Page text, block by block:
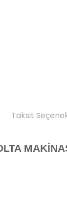
Taksit